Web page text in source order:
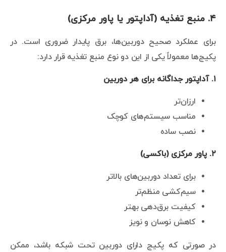
۴. منبع تغذیه (آداپتور یا پاور مرکزی)
برای عملکرد صحیح دوربین‌ها، برق پایدار ضروری است. در
پکیج‌ها معمولاً یکی از این دو نوع منبع تغذیه قرار دارد:
۱. آداپتور جداگانه برای هر دوربین
ارزان‌تر
مناسب سیستم‌های کوچک
نصب ساده
۲. پاور مرکزی (باکسی)
برای تعداد دوربین‌های بالاتر
سیم‌کشی منظم‌تر
کیفیت برق‌دهی بهتر
کاهش نوسان و نویز
در صورتی که پکیج دارای دوربین تحت شبکه باشد، ممکن